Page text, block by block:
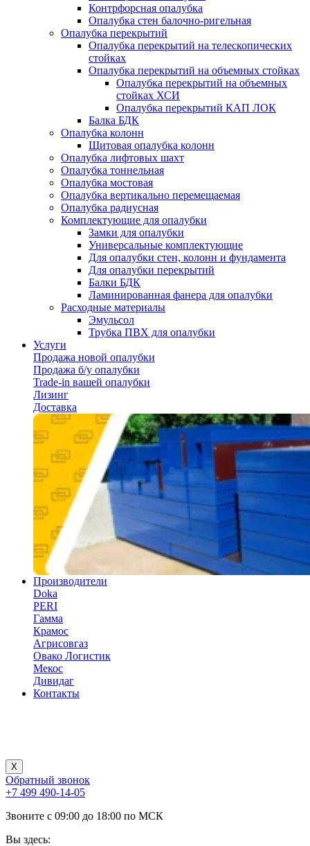
Контрфорсная опалубка
Опалубка стен балочно-ригельная
Опалубка перекрытий
Опалубка перекрытий на телескопических
стойках
Опалубка перекрытий на объемных стойках
Опалубка перекрытий на объемных
стойках ХСИ
Опалубка перекрытий КАП ЛОК
Балка БДК
Опалубка колонн
Щитовая опалубка колонн
Опалубка лифтовых шахт
Опалубка тоннельная
Опалубка мостовая
Опалубка вертикально перемещаемая
Опалубка радиусная
Комплектующие для опалубки
Замки для опалубки
Универсальные комплектующие
Для опалубки стен, колонн и фундамента
Для опалубки перекрытий
Балки БДК
Ламинированная фанера для опалубки
Расходные материалы
Эмульсол
Трубка ПВХ для опалубки
Услуги
Продажа новой опалубки
Продажа б/у опалубки
Trade-in вашей опалубки
Лизинг
Доставка
Производители
Doka
PERI
Гамма
Крамос
Агрисовгаз
Овако Логистик
Мекос
Дивидаг
Контакты
X
Обратный звонок
+7 499 490-14-05
Звоните с 09:00 до 18:00 по МСК
Вы здесь: